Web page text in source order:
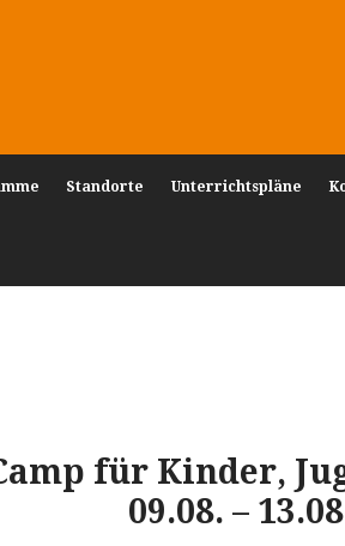
Standorte Unterrichtspläne
für Kinder,
09.08. –